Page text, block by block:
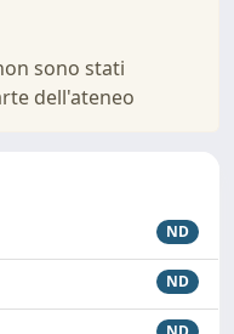
sono stati
dell'ateneo
ND
ND